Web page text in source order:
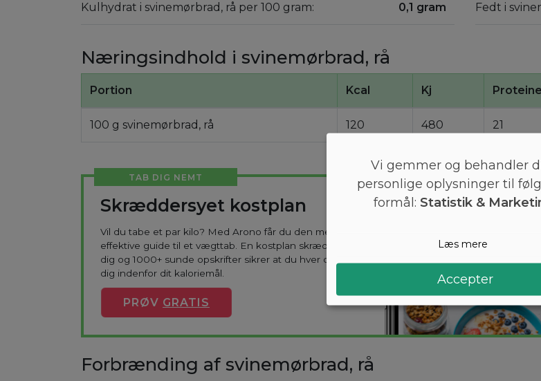
Kulhydrat i svinemørbrad, rå per 100 gram: 0,1 gram Fedt i
Næringsindhold i svinemørbrad, rå
Portion Kcal Kj
100 g svinemørbrad, rå 120 480 21
TAB DIG NEMT
Skræddersyet kostplan
Vil du tabe et par kilo? Med Arono får du den mest
effektive guide til et vægttab. En kostplan skræddersyes til
dig og 1000+ sunde opskrifter sikrer at du hver dag holder
dig indenfor dit kaloriemål.
PRØV GRATIS
Forbrænding af svinemørbrad, rå
Vi gemmer og behandler
personlige oplysninger til
formål: Statistik &
Læs mere
Accepter